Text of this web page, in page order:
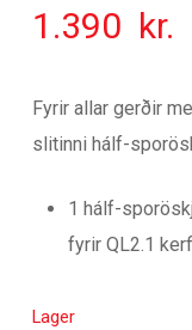
1.390 kr.
Fyrir allar gerðir
slitinni hálf-
1 hálf-
fyrir QL2.1
Lager